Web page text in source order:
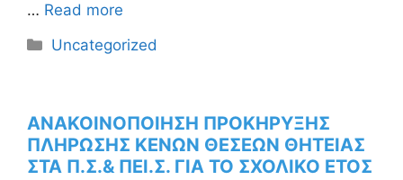
… Read more
Κατηγορίες
Uncategorized
ΑΝΑΚΟΙΝΟΠΟΙΗΣΗ ΠΡΟΚΗΡΥΞΗΣ
ΠΛΗΡΩΣΗΣ ΚΕΝΩΝ ΘΕΣΕΩΝ ΘΗΤΕΙΑΣ
ΣΤΑ Π.Σ.& ΠΕΙ.Σ. ΓΙΑ ΤΟ ΣΧΟΛΙΚΟ ΕΤΟΣ